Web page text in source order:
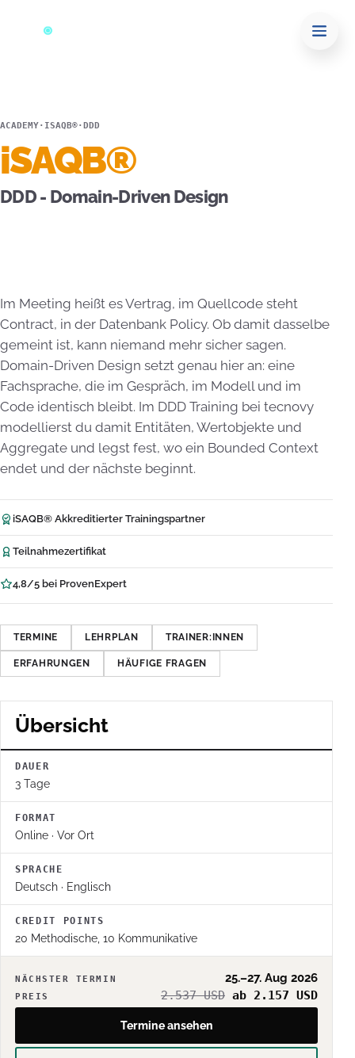
ACADEMY· ISAQB®·DDD
iSAQB®
DDD - Domain-Driven Design
Im Meeting heißt es Vertrag, im Quellcode steht
Contract, in der Datenbank Policy. Ob damit dasselbe
gemeint ist, kann niemand mehr sicher sagen.
Domain-Driven Design setzt genau hier an: eine
Fachsprache, die im Gespräch, im Modell und im
Code identisch bleibt. Im DDD Training bei tecnovy
modellierst du damit Entitäten, Wertobjekte und
Aggregate und legst fest, wo ein Bounded Context
endet und der nächste beginnt.
iSAQB® Akkreditierter Trainingspartner
Teilnahmezertifikat
4,8/5 bei ProvenExpert
TERMINE LEHRPLAN TRAINER:INNEN
ERFAHRUNGEN HÄUFIGE FRAGEN
Übersicht
DAUER
3 Tage
FORMAT
Online · Vor Ort
SPRACHE
Deutsch · Englisch
CREDIT POINTS
20 Methodische, 10 Kommunikative
NÄCHSTER TERMIN 25.–27. Aug 2026
PREIS 2.537 USD ab 2.157 USD
Termine ansehen